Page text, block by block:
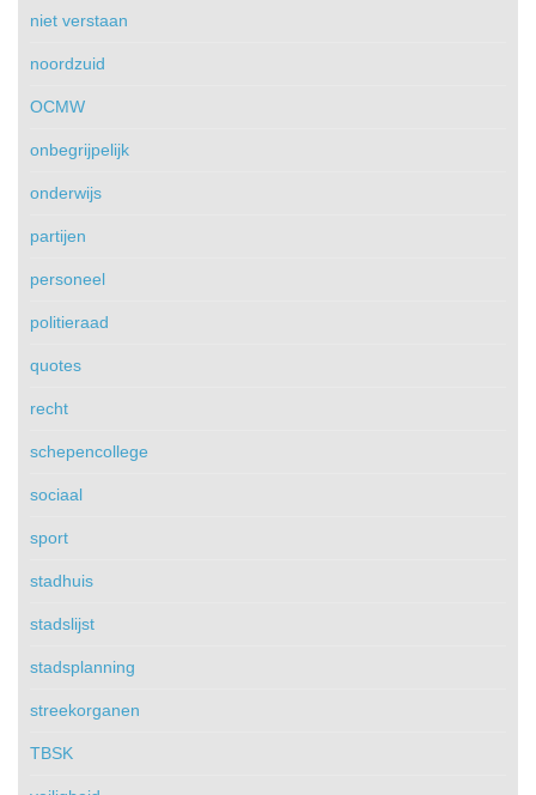
niet verstaan
noordzuid
OCMW
onbegrijpelijk
onderwijs
partijen
personeel
politieraad
quotes
recht
schepencollege
sociaal
sport
stadhuis
stadslijst
stadsplanning
streekorganen
TBSK